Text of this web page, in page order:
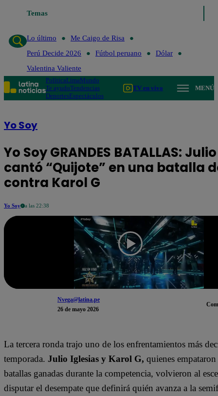
Temas
Lo último
Me Caigo de Risa
Perú Decide 2026
Fútbol peruano
Dólar
Valentina Valiente
PolíticaLimaMundo
Te ayudoTendencias
DeportesEspectáculos
TV en vivo MENÚ
Yo Soy
Yo Soy GRANDES BATALLAS:
cantó “Quijote” en una batalla
contra Karol G
Yo Soy a las 22:38
Nvega@latina.pe
26 de mayo 2026
La tercera ronda trajo uno de los enfrentamientos más
temporada. Julio Iglesias y Karol G, quienes
batallas ganadas durante la competencia, volvieron al
disputar el desempate que definirá quién avanza a la